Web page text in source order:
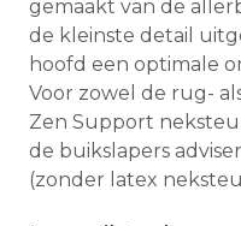
gemaakt van de
de kleinste detail
hoofd een optimale
Voor zowel de rug-
Zen Support
de buikslapers
(zonder latex